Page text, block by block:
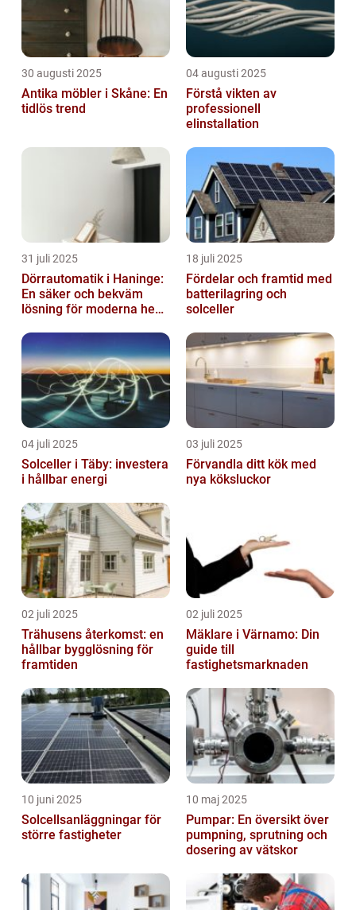
30 augusti 2025
Antika möbler i Skåne: En
tidlös trend
04 augusti 2025
Förstå vikten av
professionell
elinstallation
31 juli 2025
Dörrautomatik i Haninge:
En säker och bekväm
lösning för moderna hem
18 juli 2025
Fördelar och framtid med
batterilagring och
solceller
04 juli 2025
Solceller i Täby: investera
i hållbar energi
03 juli 2025
Förvandla ditt kök med
nya köksluckor
02 juli 2025
Trähusens återkomst: en
hållbar bygglösning för
framtiden
02 juli 2025
Mäklare i Värnamo: Din
guide till
fastighetsmarknaden
10 juni 2025
Solcellsanläggningar för
större fastigheter
10 maj 2025
Pumpar: En översikt över
pumpning, sprutning och
dosering av vätskor